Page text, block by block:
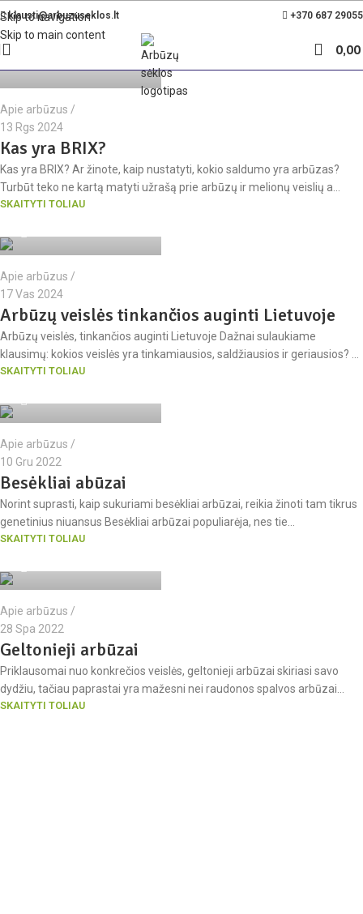
Skip to navigation
Skip to main content
klausti@arbuzuseklos.lt +370 687 29055
0,00
arbuzuseklos.lt komanda
Apie arbūzus
13 Rgs 2024
Kas yra BRIX?
Kas yra BRIX? Ar žinote, kaip nustatyti, kokio saldumo yra arbūzas?
Turbūt teko ne kartą matyti užrašą prie arbūzų ir melionų veislių a...
SKAITYTI TOLIAU
Apie arbūzus
17 Vas 2024
Arbūzų veislės tinkančios auginti Lietuvoje
Arbūzų veislės, tinkančios auginti Lietuvoje Dažnai sulaukiame
klausimų: kokios veislės yra tinkamiausios, saldžiausios ir geriausios? ...
SKAITYTI TOLIAU
Apie arbūzus
10 Gru 2022
Besėkliai abūzai
Norint suprasti, kaip sukuriami besėkliai arbūzai, reikia žinoti tam tikrus
genetinius niuansus Besėkliai arbūzai populiarėja, nes tie...
SKAITYTI TOLIAU
Apie arbūzus
28 Spa 2022
Geltonieji arbūzai
Priklausomai nuo konkrečios veislės, geltonieji arbūzai skiriasi savo
dydžiu, tačiau paprastai yra mažesni nei raudonos spalvos arbūzai...
SKAITYTI TOLIAU